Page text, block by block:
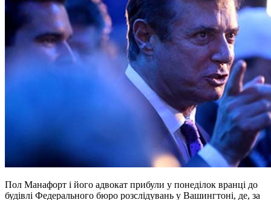
Пол Манафорт і його адвокат прибули у понеділок вранці до
будівлі Федерального бюро розслідувань у Вашингтоні, де, за